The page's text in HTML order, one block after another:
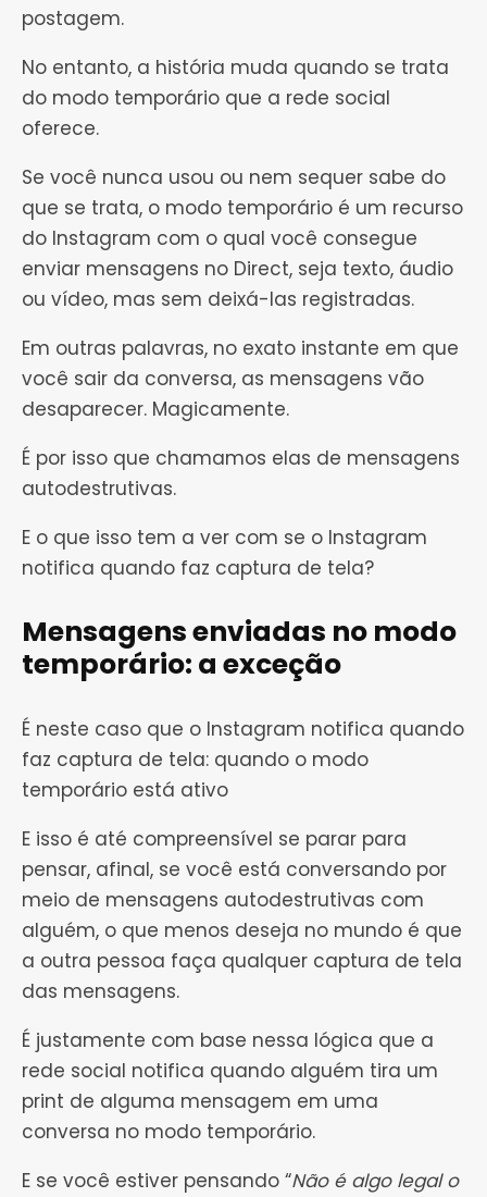
postagem.
No entanto, a história muda quando se trata
do modo temporário que a rede social
oferece.
Se você nunca usou ou nem sequer sabe do
que se trata, o modo temporário é um recurso
do Instagram com o qual você consegue
enviar mensagens no Direct, seja texto, áudio
ou vídeo, mas sem deixá-las registradas.
Em outras palavras, no exato instante em que
você sair da conversa, as mensagens vão
desaparecer. Magicamente.
É por isso que chamamos elas de mensagens
autodestrutivas.
E o que isso tem a ver com se o Instagram
notifica quando faz captura de tela?
Mensagens enviadas no modo
temporário: a exceção
É neste caso que o Instagram notifica quando
faz captura de tela: quando o modo
temporário está ativo
E isso é até compreensível se parar para
pensar, afinal, se você está conversando por
meio de mensagens autodestrutivas com
alguém, o que menos deseja no mundo é que
a outra pessoa faça qualquer captura de tela
das mensagens.
É justamente com base nessa lógica que a
rede social notifica quando alguém tira um
print de alguma mensagem em uma
conversa no modo temporário.
E se você estiver pensando “Não é algo legal o